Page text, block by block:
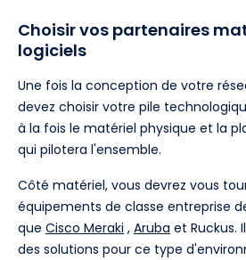
Choisir vos partenaires
logiciels
Une fois la conception de votre
devez choisir votre pile
à la fois le matériel physique et la
qui pilotera l'ensemble.
Côté matériel, vous devrez vous
équipements de classe entreprise
que Cisco Meraki , Aruba et Ruckus.
des solutions pour ce type